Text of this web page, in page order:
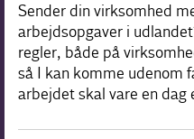
Sender din virksomhed
arbejdsopgaver i
regler, både på
så I kan komme udenom
arbejdet skal vare en dag